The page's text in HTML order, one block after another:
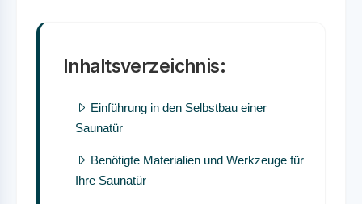
Inhaltsverzeichnis:
Einführung in den Selbstbau einer
Saunatür
Benötigte Materialien und Werkzeuge für
Ihre Saunatür